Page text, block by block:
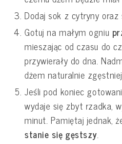
Dodaj sok z cytryny oraz
Gotuj na małym ogniu
mieszając od czasu do
przywierały do dna.
dżem naturalnie
Jeśli pod koniec
wydaje się zbyt rzadka,
minut. Pamiętaj jednak,
stanie się gęstszy.